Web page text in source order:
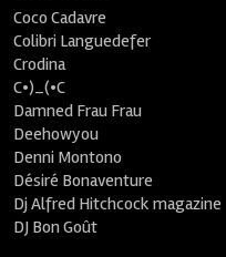
Coco Cadavre
Colibri Languedefer
Crodina
C•)_(•C
Damned Frau Frau
Deehowyou
Denni Montono
Désiré Bonaventure
Dj Alfred Hitchcock magazine
DJ Bon Goût